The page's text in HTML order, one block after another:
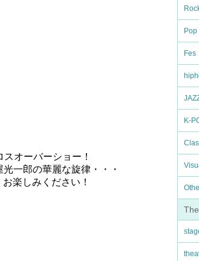
Pop
Fes
K-
オーバーショー！
一郎の華麗な旋律・・・
楽しみください！